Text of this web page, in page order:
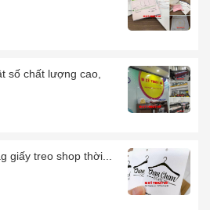
số chất lượng cao,
giấy treo shop thời...